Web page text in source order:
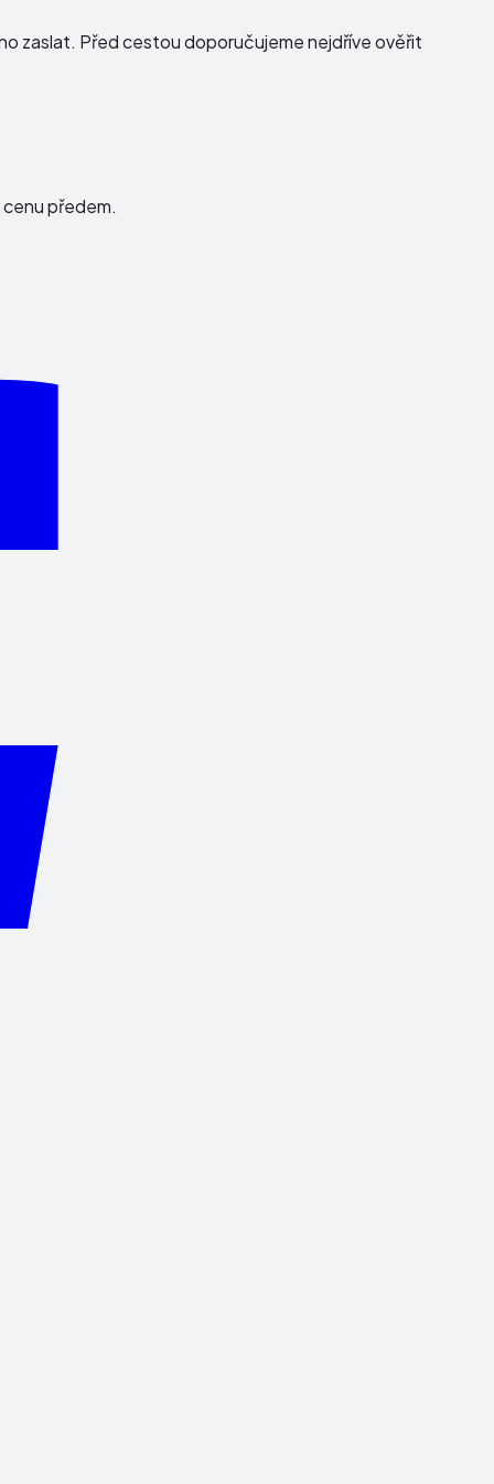
zaslat. Před cestou doporučujeme nejdříve ověřit
předem.